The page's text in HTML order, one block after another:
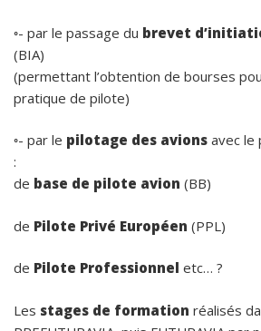
◦- par le passage du brevet
(BIA)
(permettant l’obtention de bourses
pratique de pilote)
◦- par le pilotage des avions avec le
:
de base de pilote avion (BB)
de Pilote Privé Européen (PPL)
de Pilote Professionnel etc… ?
Les stages de formation réalisés